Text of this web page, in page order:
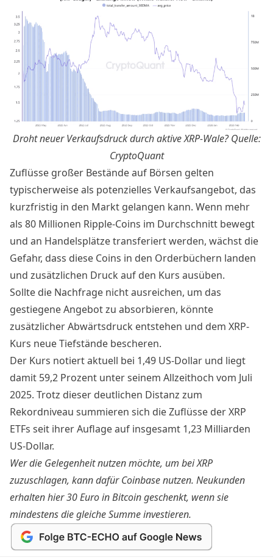
Droht neuer Verkaufsdruck durch aktive XRP-Wale? Quelle:
CryptoQuant
Zuflüsse großer Bestände auf Börsen gelten
typischerweise als potenzielles Verkaufsangebot, das
kurzfristig in den Markt gelangen kann. Wenn mehr
als 80 Millionen Ripple-Coins im Durchschnitt bewegt
und an Handelsplätze transferiert werden, wächst die
Gefahr, dass diese Coins in den Orderbüchern landen
und zusätzlichen Druck auf den Kurs ausüben.
Sollte die Nachfrage nicht ausreichen, um das
gestiegene Angebot zu absorbieren, könnte
zusätzlicher Abwärtsdruck entstehen und dem XRP-
Kurs neue Tiefstände bescheren.
Der Kurs notiert aktuell bei 1,49 US-Dollar und liegt
damit 59,2 Prozent unter seinem Allzeithoch vom Juli
2025. Trotz dieser deutlichen Distanz zum
Rekordniveau summieren sich die Zuflüsse der XRP
ETFs seit ihrer Auflage auf insgesamt 1,23 Milliarden
US-Dollar.
Wer die Gelegenheit nutzen möchte, um bei XRP
zuzuschlagen, kann dafürCoinbasenutzen. Neukunden
erhalten hier30 Euro in Bitcoingeschenkt, wenn sie
mindestens die gleiche Summe investieren.